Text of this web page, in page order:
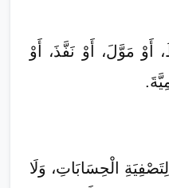
مَوَّلَ، أَوْ نَفَّذَ، أَوْ
الْحِسَابَاتِ، وَلَا